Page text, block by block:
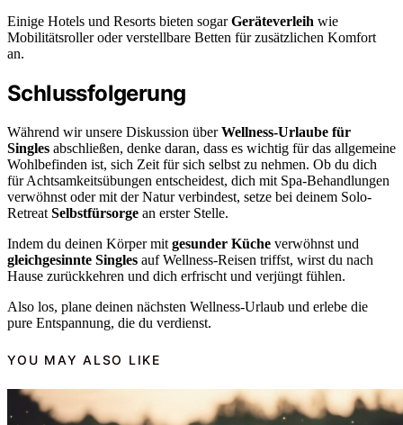
Einige Hotels und Resorts bieten sogarGeräteverleih wie
Mobilitätsroller oder verstellbare Betten für zusätzlichen Komfort
an.
Schlussfolgerung
Während wir unsere Diskussion überWellness-Urlaube für
Singles abschließen, denke daran, dass es wichtig für das allgemeine
Wohlbefinden ist, sich Zeit für sich selbst zu nehmen. Ob du dich
für Achtsamkeitsübungen entscheidest, dich mit Spa-Behandlungen
verwöhnst oder mit der Natur verbindest, setze bei deinem Solo-
Retreat Selbstfürsorge an erster Stelle.
Indem du deinen Körper mit gesunder Küche verwöhnst und
gleichgesinnte Singles auf Wellness-Reisen triffst, wirst du nach
Hause zurückkehren und dich erfrischt und verjüngt fühlen.
Also los, plane deinen nächsten Wellness-Urlaub und erlebe die
pure Entspannung, die du verdienst.
YOU MAY ALSO LIKE